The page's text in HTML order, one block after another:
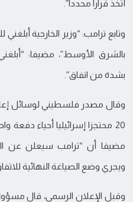
أتخذ قرارا محددا”.
وتابع ترامب: “وزير الخارجية
بالشرق الأوسط”، مضيفا:
بشدة من اتفاق”.
وقال مصدر فلسطيني لوسائل
20 محتجزا إسرائيليا أحياء دفعة
مضيفا أن “ترامب سيعلن عن
ويجري وضع الصياغة النهائية
وقبل الإعلان الرسمي، قال